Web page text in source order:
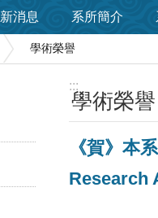
消息 系所簡介
學術榮譽
:::
學術榮譽
《賀》本
Research